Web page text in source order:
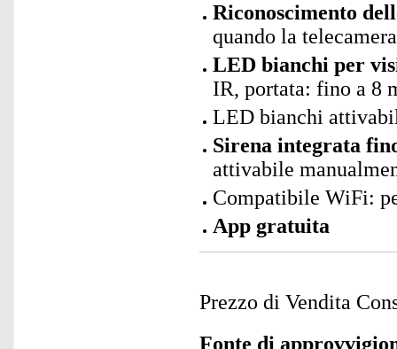
Riconoscimento
quando la
LED bianchi per
IR, portata: fino a 8
LED bianchi
Sirena integrata
attivabile
Compatibile WiFi:
App gratuita
Prezzo di Vendita
Fonte di